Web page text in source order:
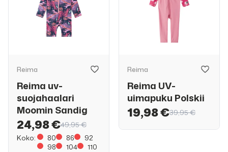
Reima
Reima uv-
suojahaalari
Moomin Sandig
24,98 €49,95 €
Koko:
80 86
92
98
104 110
Reima
Reima UV-
uimapuku Polskii
19,98 €39,95 €